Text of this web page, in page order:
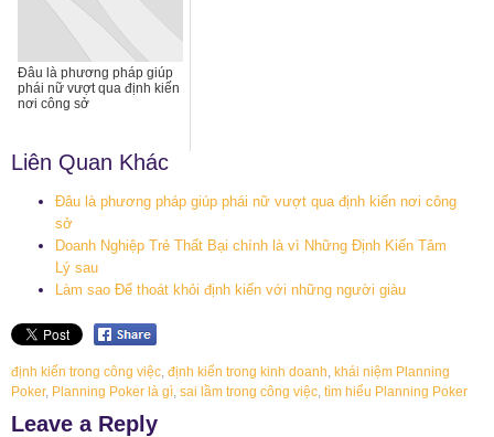
Đâu là phương pháp giúp
phái nữ vượt qua định kiến
nơi công sở
Liên Quan Khác
Đâu là phương pháp giúp phái nữ vượt qua định kiến nơi công
sở
Doanh Nghiệp Trẻ Thất Bại chính là vì Những Định Kiến Tâm
Lý sau
Làm sao Để thoát khỏi định kiến với những người giàu
định kiến trong công việc, định kiến trong kinh doanh, khái niệm Planning
Poker, Planning Poker là gì, sai lầm trong công việc, tìm hiểu Planning Poker
Leave a Reply